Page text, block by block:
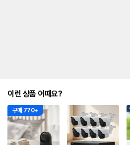
이런 상품 어때요?
구매 770+